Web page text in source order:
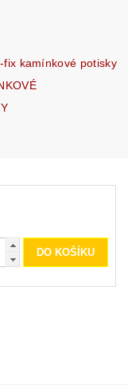
fix kamínkové potisky